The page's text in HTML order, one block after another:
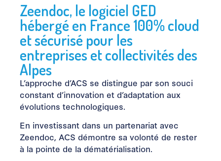
Zeendoc, le logiciel GED
hébergé en France 100% cloud
et sécurisé pour les
entreprises et collectivités des
Alpes
L’approche d’ACS se distingue par son souci
constant d’innovation et d’adaptation aux
évolutions technologiques.
En investissant dans un partenariat avec
Zeendoc, ACS démontre sa volonté de rester
à la pointe de la dématérialisation.